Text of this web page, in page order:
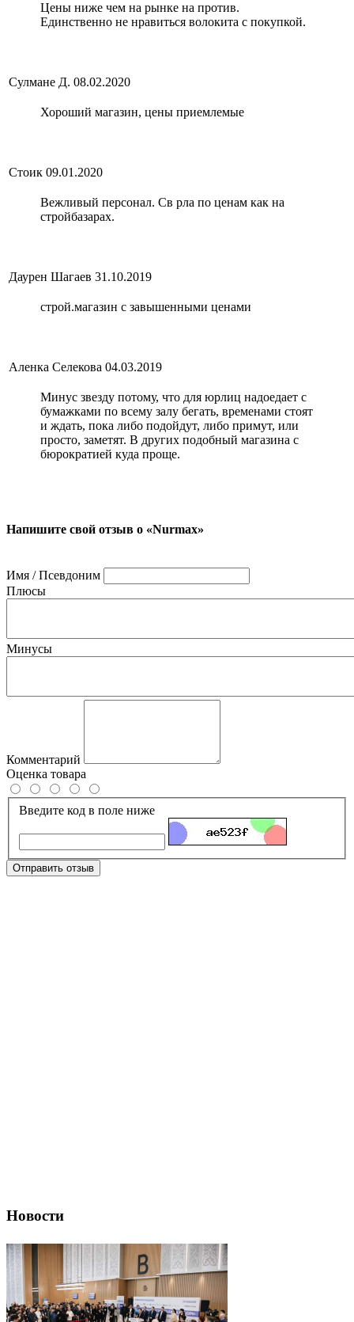
Цены ниже чем на рынке на против.
Единственно не нравиться волокита с покупкой.
Сулмане Д. 08.02.2020
Хороший магазин, цены приемлемые
Стоик 09.01.2020
Вежливый персонал. Св рла по ценам как на
стройбазарах.
Даурен Шагаев 31.10.2019
строй.магазин с завышенными ценами
Аленка Селекова 04.03.2019
Минус звезду потому, что для юрлиц надоедает с
бумажками по всему залу бегать, временами стоят
и ждать, пока либо подойдут, либо примут, или
просто, заметят. В других подобный магазина с
бюрократией куда проще.
Напишите свой отзыв о «Nurmax»
Имя / Псевдоним
Плюсы
Минусы
Комментарий
Оценка товара
Введите код в поле ниже
Отправить отзыв
Новости